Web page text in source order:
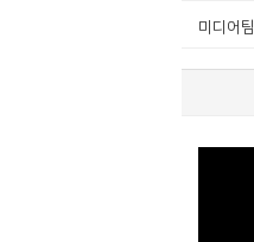
미디어팀